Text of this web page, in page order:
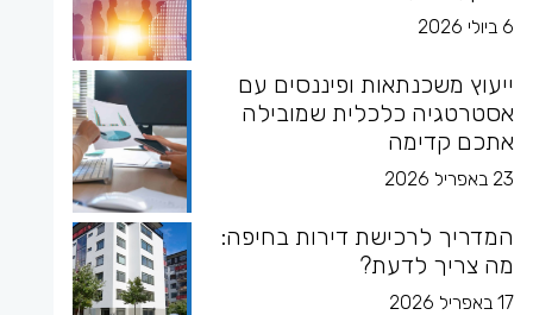
6 ביולי 2026
ייעוץ משכנתאות ופיננסים עם
אסטרטגיה כלכלית שמובילה
אתכם קדימה
23 באפריל 2026
המדריך לרכישת דירות בחיפה:
מה צריך לדעת?
17 באפריל 2026